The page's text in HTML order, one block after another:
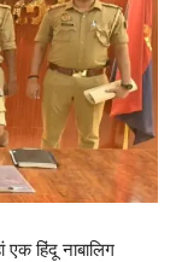
हिंदू नाबालिग